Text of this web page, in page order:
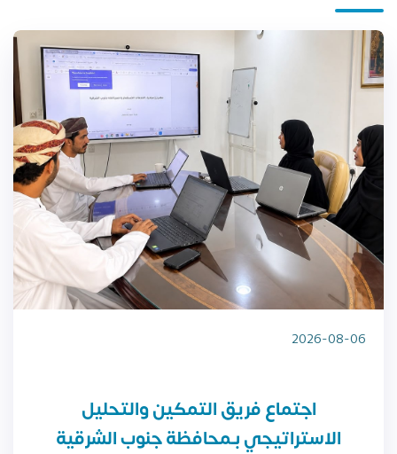
2026-08-06
اجتماع فريق التمكين والتحليل
الاستراتيجي بـمحافظة جنوب الشرقية